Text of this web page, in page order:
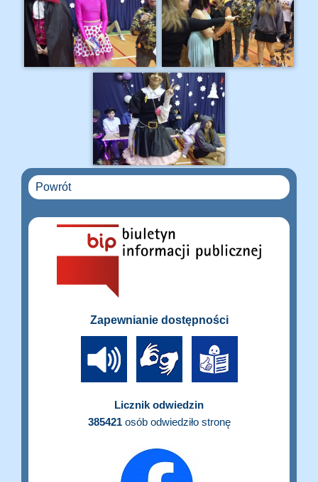
Powrót
Zapewnianie dostępności
Licznik odwiedzin
385421osób odwiedziło stronę